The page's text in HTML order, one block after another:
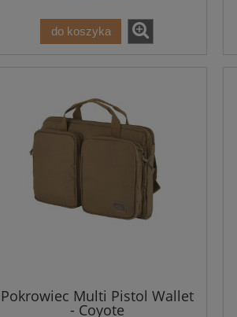
do koszyka
Pokrowiec Multi Pistol Wallet
- Coyote